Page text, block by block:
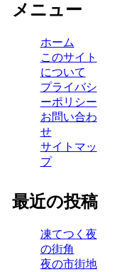
メニュー
ホーム
このサイト
について
プライバシ
ーポリシー
お問い合わ
せ
サイトマッ
プ
最近の投稿
凍てつく夜
の街角
夜の市街地